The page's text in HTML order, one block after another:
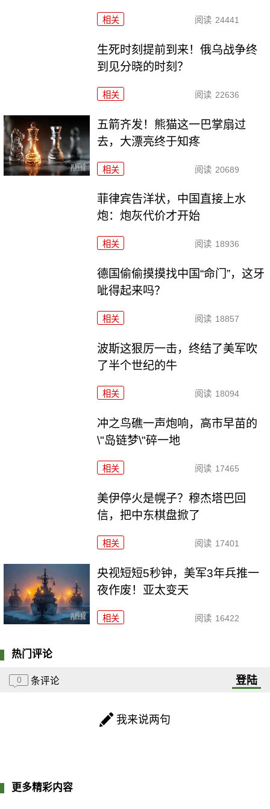
相关 阅读 24441
生死时刻提前到来！俄乌战争终
到见分晓的时刻？
相关 阅读 22636
五箭齐发！熊猫这一巴掌扇过
去，大漂亮终于知疼
相关 阅读 20689
菲律宾告洋状，中国直接上水
炮：炮灰代价才开始
相关 阅读 18936
德国偷偷摸摸找中国“命门”，这牙
呲得起来吗？
相关 阅读 18857
波斯这狠厉一击，终结了美军吹
了半个世纪的牛
相关 阅读 18094
冲之鸟礁一声炮响，高市早苗的
\"岛链梦\"碎一地
相关 阅读 17465
美伊停火是幌子？穆杰塔巴回
信，把中东棋盘掀了
相关 阅读 17401
央视短短5秒钟，美军3年兵推一
夜作废！亚太变天
相关 阅读 16422
热门评论
0 条评论 登陆
我来说两句
更多精彩内容